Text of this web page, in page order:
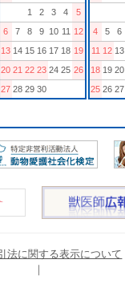
1
2 3 4
5
6
7 8 9 10 11 12
13 14 15 16 17 18 19
20 21 22 23 24 25 26
27 28 29 30
4
5 6
11 12 13
18 19 20
25 26 27
法に関する表示について